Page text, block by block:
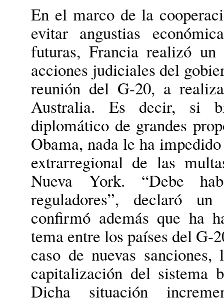
En el marco de la
evitar angustias
futuras, Francia realizó
acciones judiciales del
reunión del G-20, a
Australia. Es decir, si
diplomático de grandes
Obama, nada le ha
extrarregional de las
Nueva York. “Debe
reguladores”, declaró
confirmó además que ha
tema entre los países del G-
caso de nuevas
capitalización del sistema
Dicha situación